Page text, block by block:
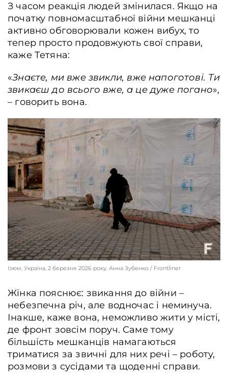
З часом реакція людей змінилася. Якщо на
початку повномасштабної війни мешканці
активно обговорювали кожен вибух, то
тепер просто продовжують свої справи,
каже Тетяна:
«Знаєте, ми вже звикли, вже напоготові. Ти
звикаєш до всього вже, а це дуже погано»,
– говорить вона.
Ізюм, Україна, 2 березня 2026 року. Анна Зубенко / Frontliner
Жінка пояснює: звикання до війни –
небезпечна річ, але водночас і неминуча.
Інакше, каже вона, неможливо жити у місті,
де фронт зовсім поруч. Саме тому
більшість мешканців намагаються
триматися за звичні для них речі – роботу,
розмови з сусідами та щоденні справи.